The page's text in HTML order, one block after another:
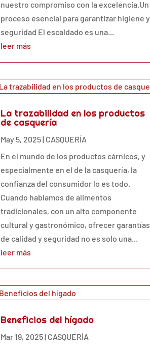
nuestro compromiso con la excelencia.Un
proceso esencial para garantizar higiene y
seguridad El escaldado es una...
leer más
La trazabilidad en los productos
de casquería
May 5, 2025| CASQUERÍA
En el mundo de los productos cárnicos, y
especialmente en el de la casquería, la
confianza del consumidor lo es todo.
Cuando hablamos de alimentos
tradicionales, con un alto componente
cultural y gastronómico, ofrecer garantías
de calidad y seguridad no es solo una...
leer más
Beneficios del hígado
Mar 19, 2025| CASQUERÍA